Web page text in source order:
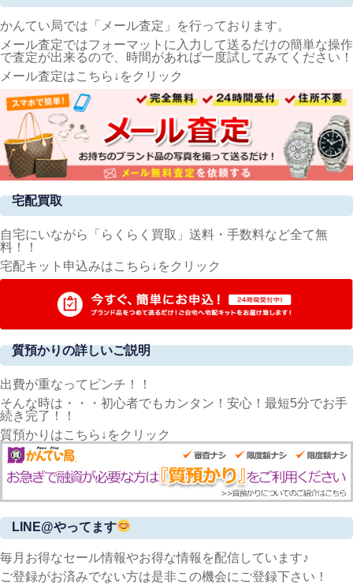
かんてい局では「メール査定」を行っております。
メール査定ではフォーマットに入力して送るだけの簡単な操作
で査定が出来るので、時間があれば一度試してみてください！
メール査定はこちら↓をクリック
宅配買取
自宅にいながら「らくらく買取」送料・手数料など全て無
料！！
宅配キット申込みはこちら↓をクリック
質預かりの詳しいご説明
出費が重なってピンチ！！
そんな時は・・・初心者でもカンタン！安心！最短5分でお手
続き完了！！
質預かりはこちら↓をクリック
LINE@やってます
毎月お得なセール情報やお得な情報を配信しています♪
ご登録がお済みでない方は是非この機会にご登録下さい！